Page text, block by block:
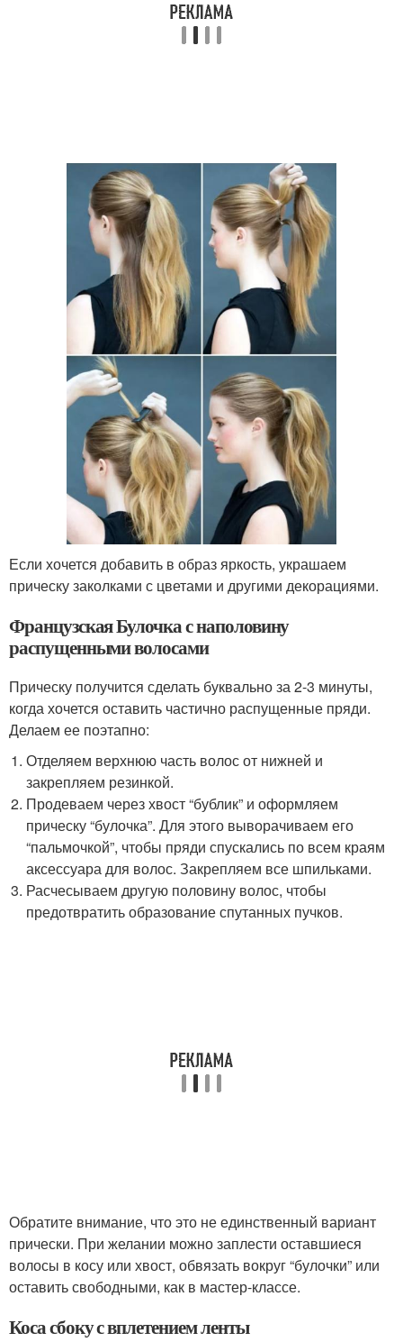
Если хочется добавить в образ яркость, украшаем
прическу заколками с цветами и другими декорациями.
Французская Булочка с наполовину
распущенными волосами
Прическу получится сделать буквально за 2-3 минуты,
когда хочется оставить частично распущенные пряди.
Делаем ее поэтапно:
Отделяем верхнюю часть волос от нижней и
закрепляем резинкой.
Продеваем через хвост “бублик” и оформляем
прическу “булочка”. Для этого выворачиваем его
“пальмочкой”, чтобы пряди спускались по всем краям
аксессуара для волос. Закрепляем все шпильками.
Расчесываем другую половину волос, чтобы
предотвратить образование спутанных пучков.
Обратите внимание, что это не единственный вариант
прически. При желании можно заплести оставшиеся
волосы в косу или хвост, обвязать вокруг “булочки” или
оставить свободными, как в мастер-классе.
Коса сбоку с вплетением ленты